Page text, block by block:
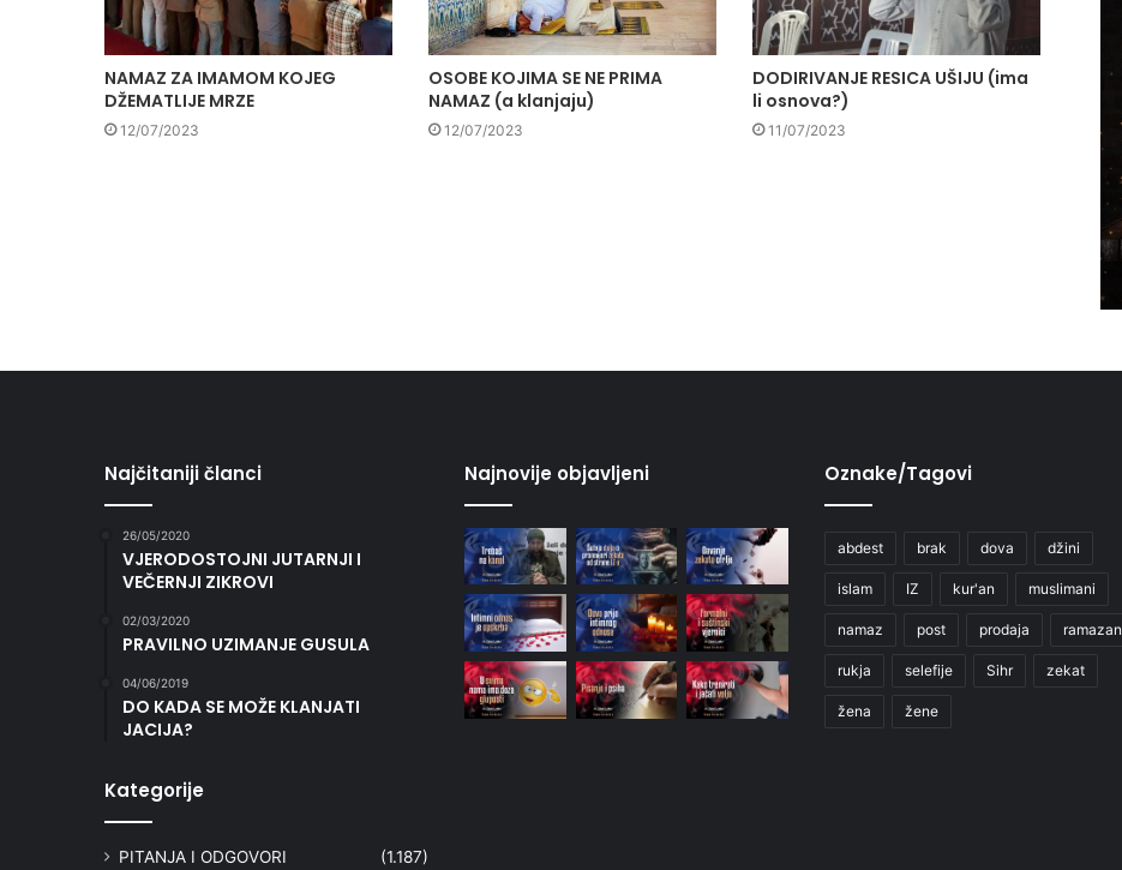
NAMAZ ZA IMAMOM KOJEG
DŽEMATLIJE MRZE
12/07/2023
OSOBE KOJIMA SE NE PRIMA
NAMAZ (a klanjaju)
12/07/2023
DODIRIVANJE RESICA UŠIJU (ima
li osnova?)
11/07/2023
Najčitaniji članci
26/05/2020
VJERODOSTOJNI JUTARNJI I
VEČERNJI ZIKROVI
02/03/2020
PRAVILNO UZIMANJE GUSULA
04/06/2019
DO KADA SE MOŽE KLANJATI
JACIJA?
Kategorije
PITANJA I ODGOVORI (1.187)
Najnovije objavljeni Oznake/Tagovi
abdest brak dova džini
islam IZ kur'an muslimani
namaz post prodaja ramazan
rukja selefije Sihr zekat
žena žene